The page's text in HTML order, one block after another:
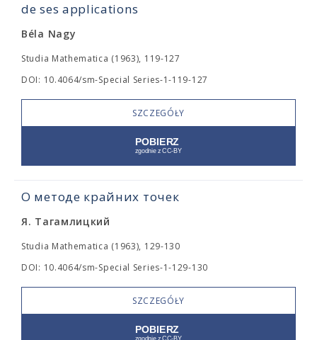
de ses applications
Béla Nagy
Studia Mathematica (1963), 119-127
DOI: 10.4064/sm-Special Series-1-119-127
SZCZEGÓŁY
О методе крайних точек
Я. Тагамлицкий
Studia Mathematica (1963), 129-130
DOI: 10.4064/sm-Special Series-1-129-130
SZCZEGÓŁY